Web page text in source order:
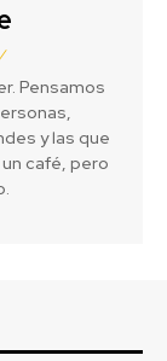
Pensamos
y las que
café, pero